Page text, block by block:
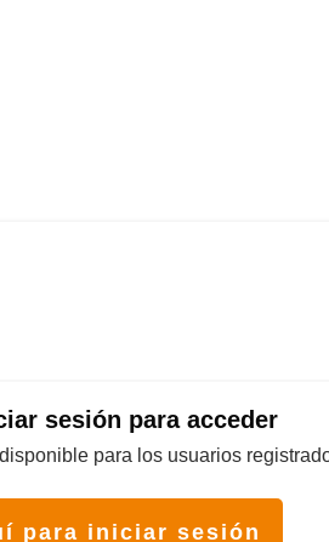
sesión para acceder
para los usuarios
para iniciar sesión